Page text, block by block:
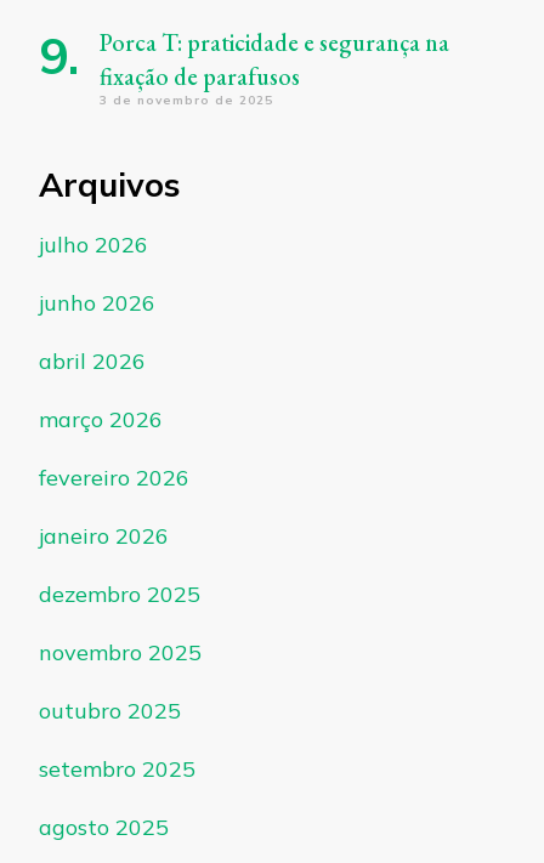
Porca T: praticidade e segurança na
fixação de parafusos
3 de novembro de 2025
Arquivos
julho 2026
junho 2026
abril 2026
março 2026
fevereiro 2026
janeiro 2026
dezembro 2025
novembro 2025
outubro 2025
setembro 2025
agosto 2025